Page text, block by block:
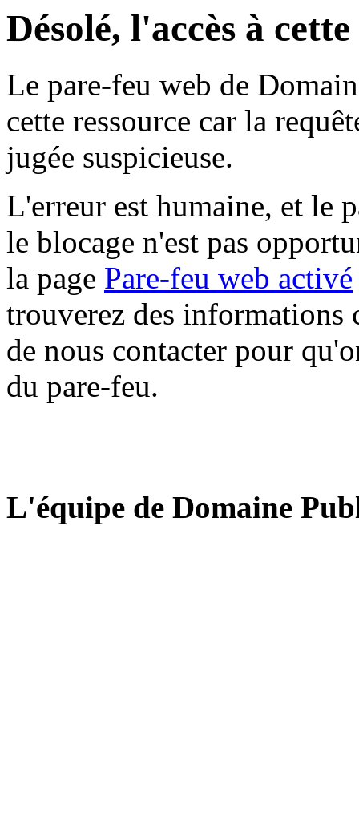
Désolé, l'accès à
Le pare-feu web de
cette ressource car la
jugée suspicieuse.
L'erreur est humaine, et le
le blocage n'est pas
la page Pare-feu web activé
trouverez des informations
de nous contacter pour
du pare-feu.
L'équipe de Domaine